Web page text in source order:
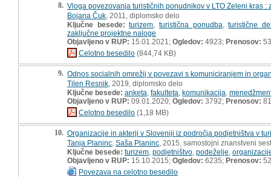
8. Vloga povezovanja turističnih ponudnikov v LTO Zeleni kras
Bojana Čuk , 2011, diplomsko delo
Ključne besede: turizem turistična ponudba ,turistične
zaključne projektne naloge
Objavljeno v RUP: 15.01.2021; Ogledov: 4923; Prenosov: 53
Celotno besedilo (844,74 KB)
9. Odnos socialnih omrežij v povezavi s komuniciranjem in
Tilen Resnik , 2019, diplomsko delo
Ključne besede: anketa fakulteta komunikacija
Objavljeno v RUP: 09.01.2020; Ogledov: 3792; Prenosov: 81
Celotno besedilo (1,18 MB)
10. Organizacije in akterji v Sloveniji iz področja podjetništva v
Tanja Planinc Saša Planinc , 2015, samostojni znanstveni
Ključne besede: turizem podjetništvo podeželje
Objavljeno v RUP: 15.10.2015; Ogledov: 6235; Prenosov: 52
Povezava na celotno besedilo